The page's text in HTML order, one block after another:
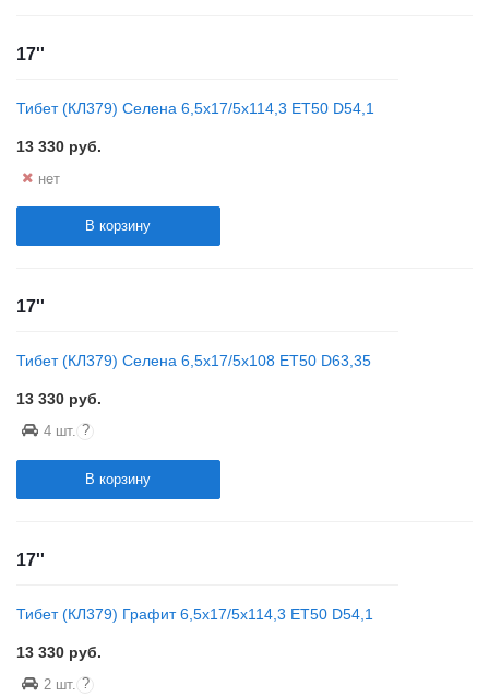
17''
Тибет (КЛ379) Селена 6,5x17/5x114,3 ET50 D54,1
13 330 руб.
нет
В корзину
17''
Тибет (КЛ379) Селена 6,5x17/5x108 ET50 D63,35
13 330 руб.
4 шт. ?
В корзину
17''
Тибет (КЛ379) Графит 6,5x17/5x114,3 ET50 D54,1
13 330 руб.
2 шт. ?